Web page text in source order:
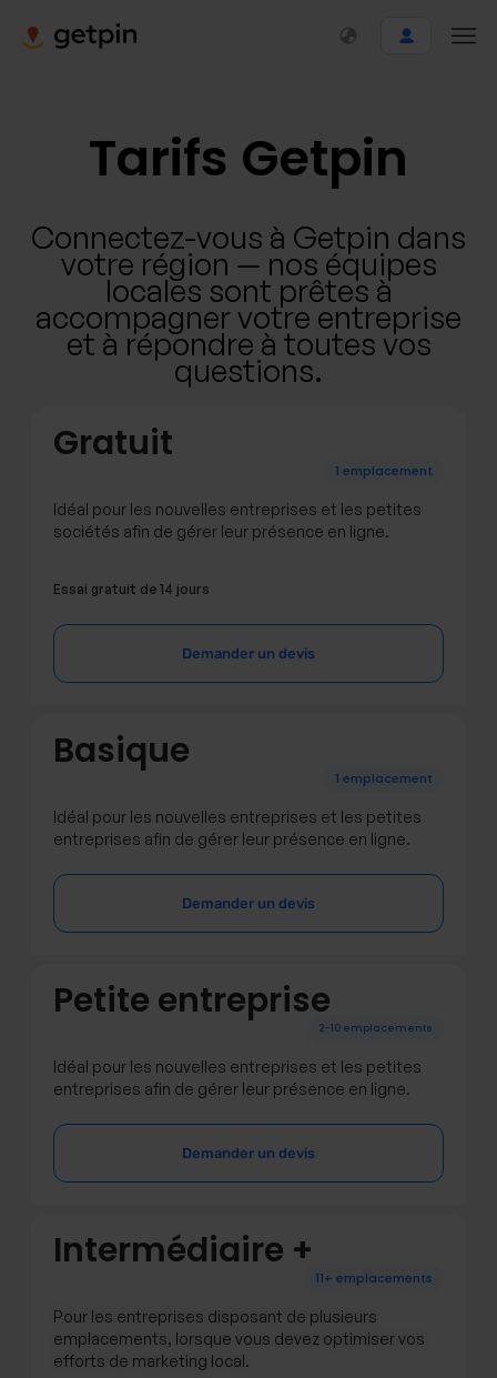
Tarifs Getpin
Connectez-vous à Getpin dans
votre région — nos équipes
locales sont prêtes à
accompagner votre entreprise
et à répondre à toutes vos
questions.
Gratuit
1 emplacement
Idéal pour les nouvelles entreprises et les petites
sociétés afin de gérer leur présence en ligne.
Essai gratuit de 14 jours
Demander un devis
Basique
1 emplacement
Idéal pour les nouvelles entreprises et les petites
entreprises afin de gérer leur présence en ligne.
Demander un devis
Petite entreprise
2–10 emplacements
Idéal pour les nouvelles entreprises et les petites
entreprises afin de gérer leur présence en ligne.
Demander un devis
Intermédiaire +
11+ emplacements
Pour les entreprises disposant de plusieurs
emplacements, lorsque vous devez optimiser vos
efforts de marketing local.